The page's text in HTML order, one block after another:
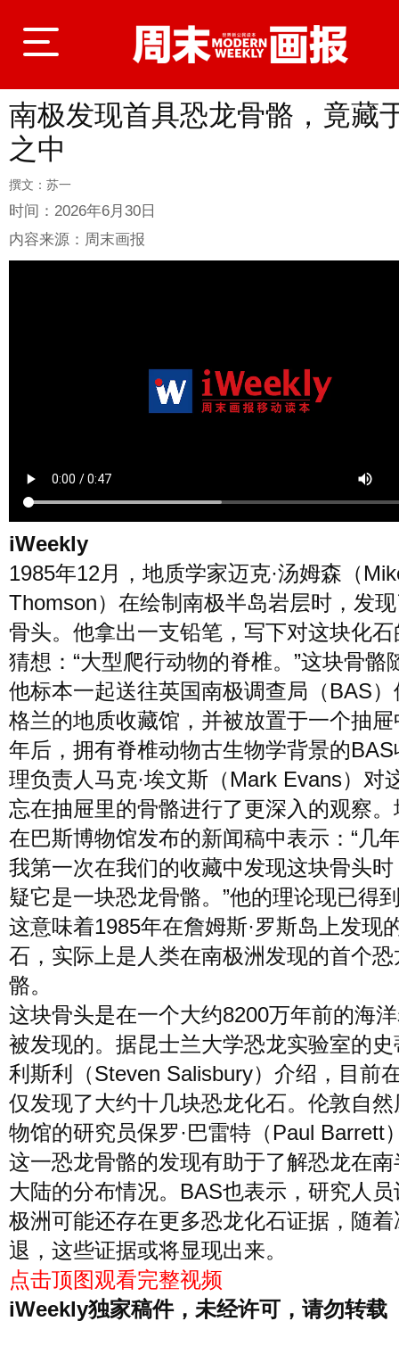
登录
首页
生活 文化 美食 旅游
周末 城市 玩物
短片 时事 潮流 艺术
南极发现首具恐龙骨骼，竟藏
之中
撰文：苏一
时间： 2026年6月30日
内容来源： 周末画报
iWeekly
1985年12月，地质学家迈克·汤姆森（
Thomson）在绘制南极半岛岩层时，发
骨头。他拿出一支铅笔，写下对这块化
猜想：“大型爬行动物的脊椎。”这块骨骼
他标本一起送往英国南极调查局（BAS
格兰的地质收藏馆，并被放置于一个抽屉
年后，拥有脊椎动物古生物学背景的
理负责人马克·埃文斯（Mark Evans）对
忘在抽屉里的骨骼进行了更深入的观察
在巴斯博物馆发布的新闻稿中表示：“几
我第一次在我们的收藏中发现这块骨头
疑它是一块恐龙骨骼。”他的理论现已得
这意味着1985年在詹姆斯·罗斯岛上发现
石，实际上是人类在南极洲发现的首个恐
骼。
这块骨头是在一个大约8200万年前的海
被发现的。据昆士兰大学恐龙实验室的史
利斯利（Steven Salisbury）介绍，目前
仅发现了大约十几块恐龙化石。伦敦自
物馆的研究员保罗·巴雷特（Paul Barrett
这一恐龙骨骼的发现有助于了解恐龙在
大陆的分布情况。BAS也表示，研究人
极洲可能还存在更多恐龙化石证据，随
退，这些证据或将显现出来。
点击顶图观看完整视频
iWeekly独家稿件，未经许可，请勿转载